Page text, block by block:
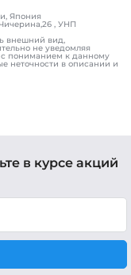
Япония
, УНП
внешний вид,
не уведомляя
с пониманием к данному
неточности в описании и
в курсе акций